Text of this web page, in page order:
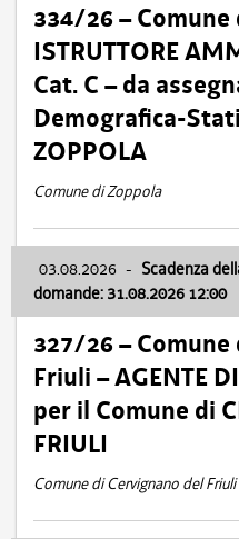
334/26 – Comune
ISTRUTTORE
Cat. C – da
Demografica-
ZOPPOLA
Comune di Zoppola
03.08.2026 - Scadenza
domande: 31.08.2026 12:00
327/26 –
Friuli – AGENTE
per il Comune di
FRIULI
Comune di Cervignano del Friuli